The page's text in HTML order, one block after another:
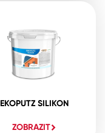
EKOPUTZ SILIKON
ZOBRAZIT